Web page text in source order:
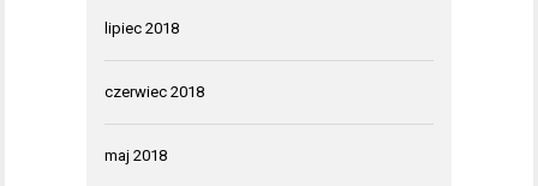
lipiec 2018
czerwiec 2018
maj 2018